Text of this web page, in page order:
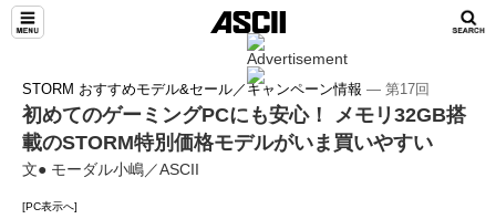
STORM おすすめモデル&セール／キャンペーン情報 ― 第17回
初めてのゲーミングPCにも安心！ メモリ32GB搭
載のSTORM特別価格モデルがいま買いやすい
文● モーダル小嶋／ASCII
[PC表示へ]